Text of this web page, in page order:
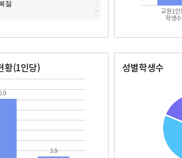
절
교원1인
학생수
황(1인당)
3.9
성별학생수